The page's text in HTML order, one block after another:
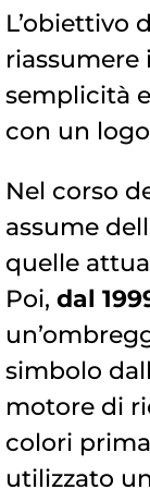
L’obiettivo
riassumere
semplicità
con un
Nel corso
assume
quelle
Poi, dal
simbolo
motore di
colori
utilizzato